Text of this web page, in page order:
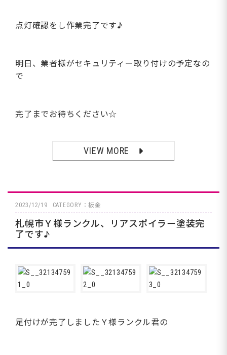
点灯確認をし作業完了です♪
明日、業者様がセキュリティー取り付けの予定なの
で
完了までお待ちください☆
VIEW MORE
2023/12/19 CATEGORY：板金
札幌市Ｙ様ランクル、リアスポイラー塗装完
了です♪
足付けが完了しましたＹ様ランクル君の